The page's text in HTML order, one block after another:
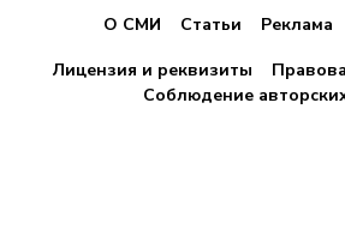
О СМИ Статьи Реклама
Лицензия и реквизиты
Соблюдение